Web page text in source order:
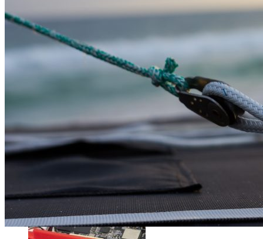
Un boîtier imprimé en 3D va faire tourner Android sur votre